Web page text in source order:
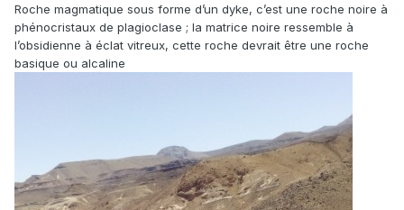
Roche magmatique sous forme d’un dyke, c’est une roche noire à
phénocristaux de plagioclase ; la matrice noire ressemble à
l’obsidienne à éclat vitreux, cette roche devrait être une roche
basique ou alcaline